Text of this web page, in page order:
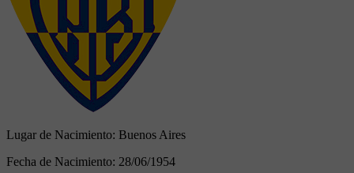
Lugar de Nacimiento: Buenos Aires
Fecha de Nacimiento: 28/06/1954